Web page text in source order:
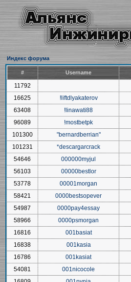
Индекс форума
# Username
11792
16625
!liftdlyakaterov
63408
!linawati88
96089
!mostbetpk
101300
"bernardberrian"
101231
*descargarcrack
54646
000000myjul
56103
00000bestlor
53778
00001morgan
58421
0000bestsopever
54987
0000pay4essay
58966
0000psmorgan
16816
001basiat
16838
001kasia
16786
001kasiat
54081
001nicocole